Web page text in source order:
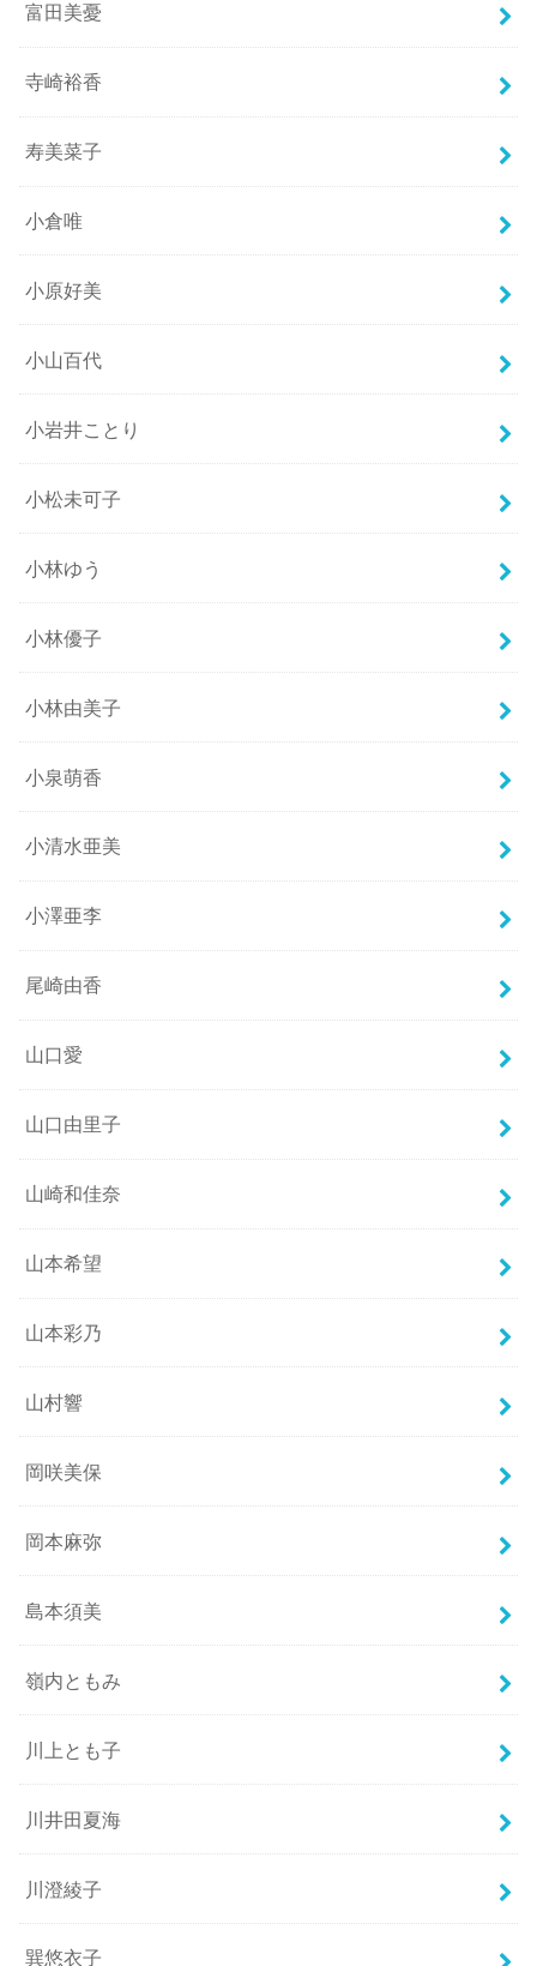
富田美憂
寺崎裕香
寿美菜子
小倉唯
小原好美
小山百代
小岩井ことり
小松未可子
小林ゆう
小林優子
小林由美子
小泉萌香
小清水亜美
小澤亜李
尾崎由香
山口愛
山口由里子
山崎和佳奈
山本希望
山本彩乃
山村響
岡咲美保
岡本麻弥
島本須美
嶺内ともみ
川上とも子
川井田夏海
川澄綾子
巽悠衣子